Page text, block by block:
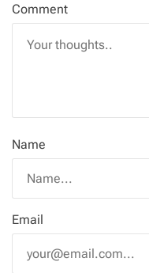
Comment
Name
Email